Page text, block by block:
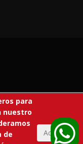
para
nuestro
de
Aceptar